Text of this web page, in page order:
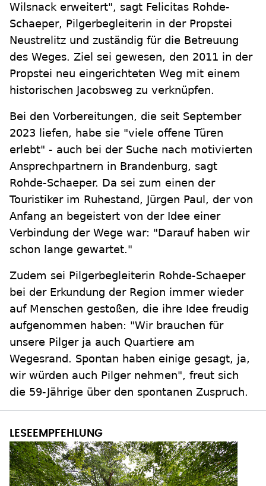
Wilsnack erweitert", sagt Felicitas Rohde-
Schaeper, Pilgerbegleiterin in der Propstei
Neustrelitz und zuständig für die Betreuung
des Weges. Ziel sei gewesen, den 2011 in der
Propstei neu eingerichteten Weg mit einem
historischen Jacobsweg zu verknüpfen.
Bei den Vorbereitungen, die seit September
2023 liefen, habe sie "viele offene Türen
erlebt" - auch bei der Suche nach motivierten
Ansprechpartnern in Brandenburg, sagt
Rohde-Schaeper. Da sei zum einen der
Touristiker im Ruhestand, Jürgen Paul, der von
Anfang an begeistert von der Idee einer
Verbindung der Wege war: "Darauf haben wir
schon lange gewartet."
Zudem sei Pilgerbegleiterin Rohde-Schaeper
bei der Erkundung der Region immer wieder
auf Menschen gestoßen, die ihre Idee freudig
aufgenommen haben: "Wir brauchen für
unsere Pilger ja auch Quartiere am
Wegesrand. Spontan haben einige gesagt, ja,
wir würden auch Pilger nehmen", freut sich
die 59-Jährige über den spontanen Zuspruch.